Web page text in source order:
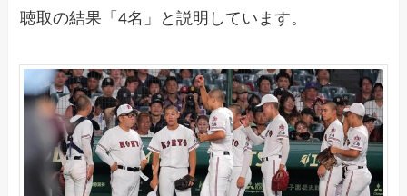
聴取の結果「4名」と説明しています。